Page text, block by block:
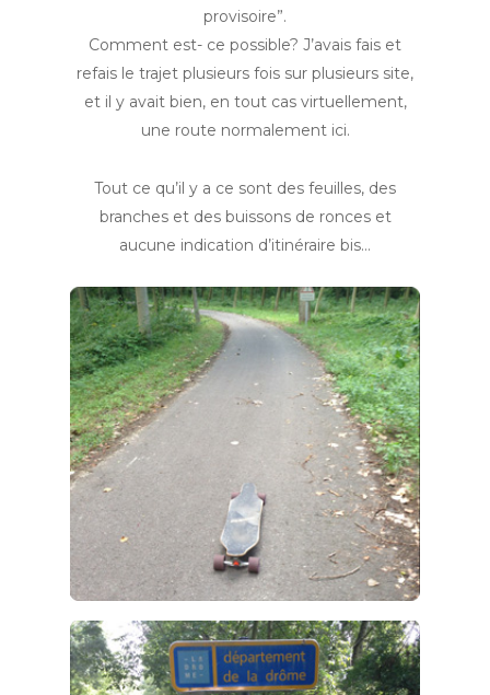
provisoire”.
Comment est- ce possible? J’avais fais et
refais le trajet plusieurs fois sur plusieurs site,
et il y avait bien, en tout cas virtuellement,
une route normalement ici.
Tout ce qu’il y a ce sont des feuilles, des
branches et des buissons de ronces et
aucune indication d’itinéraire bis…